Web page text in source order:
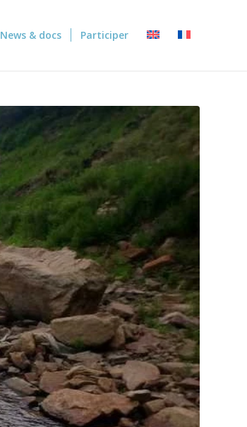
News & docs Participer